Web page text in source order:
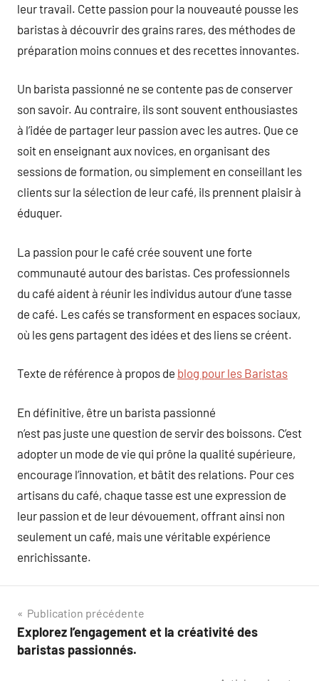
leur travail. Cette passion pour la nouveauté pousse les
baristas à découvrir des grains rares, des méthodes de
préparation moins connues et des recettes innovantes.
Un barista passionné ne se contente pas de conserver
son savoir. Au contraire, ils sont souvent enthousiastes
à l’idée de partager leur passion avec les autres. Que ce
soit en enseignant aux novices, en organisant des
sessions de formation, ou simplement en conseillant les
clients sur la sélection de leur café, ils prennent plaisir à
éduquer.
La passion pour le café crée souvent une forte
communauté autour des baristas. Ces professionnels
du café aident à réunir les individus autour d’une tasse
de café. Les cafés se transforment en espaces sociaux,
où les gens partagent des idées et des liens se créent.
Texte de référence à propos de blog pour les Baristas
En définitive, être un barista passionné
n’est pas juste une question de servir des boissons. C’est
adopter un mode de vie qui prône la qualité supérieure,
encourage l’innovation, et bâtit des relations. Pour ces
artisans du café, chaque tasse est une expression de
leur passion et de leur dévouement, offrant ainsi non
seulement un café, mais une véritable expérience
enrichissante.
Navigation
de
Publication précédente
Explorez l’engagement et la créativité des
baristas passionnés.